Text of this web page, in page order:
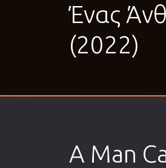
Ένας
(2022)
A Man